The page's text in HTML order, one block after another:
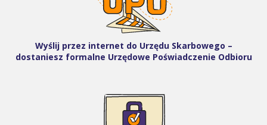
Wyślij przez internet do Urzędu Skarbowego –
dostaniesz formalne Urzędowe Poświadczenie Odbioru